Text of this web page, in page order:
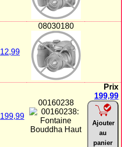
12,99
08030180
199,99
00160238
Prix
199,99
Ajouter
au
panier